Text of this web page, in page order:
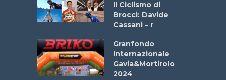
Il Ciclismo di
Brocci: Davide
Cassani – r
Granfondo
Internazionale
Gavia&Mortirolo
2024